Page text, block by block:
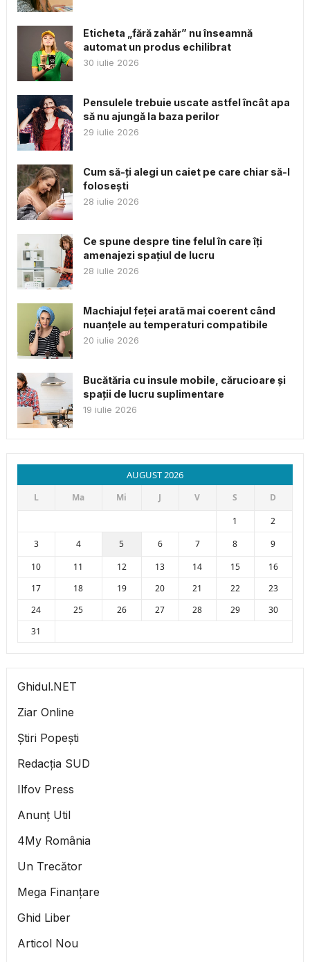
Eticheta „fără zahăr” nu înseamnă
automat un produs echilibrat
30 iulie 2026
Pensulele trebuie uscate astfel încât apa
să nu ajungă la baza perilor
29 iulie 2026
Cum să-ți alegi un caiet pe care chiar să-l
folosești
28 iulie 2026
Ce spune despre tine felul în care îți
amenajezi spațiul de lucru
28 iulie 2026
Machiajul feței arată mai coerent când
nuanțele au temperaturi compatibile
20 iulie 2026
Bucătăria cu insule mobile, cărucioare și
spații de lucru suplimentare
19 iulie 2026
AUGUST 2026
L Ma Mi J V S
D
1
2
3
4 5 6 7 8
9
10
11 12 13 14 15
16
17
18 19 20 21 22
23
24
25 26 27 28 29
30
31
Ghidul.NET
Ziar Online
Știri Popești
Redacția SUD
Ilfov Press
Anunț Util
4My România
Un Trecător
Mega Finanțare
Ghid Liber
Articol Nou